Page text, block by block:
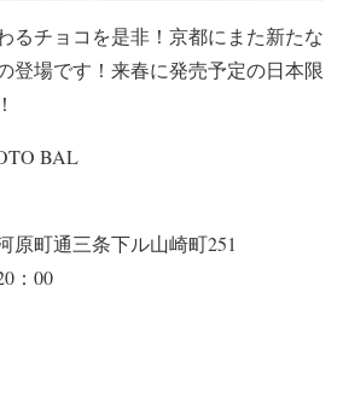
るチョコを是非！京都にまた新たな
登場です！来春に発売予定の日本限
BAL
原町通三条下ル山崎町251
：00